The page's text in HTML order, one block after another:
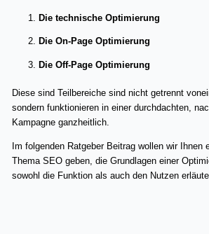
Die technische Optimierung
Die On-Page Optimierung
Die Off-Page Optimierung
Diese sind Teilbereiche sind nicht getrennt
sondern funktionieren in einer durchdachten,
Kampagne ganzheitlich.
Im folgenden Ratgeber Beitrag wollen wir Ihnen
Thema SEO geben, die Grundlagen einer
sowohl die Funktion als auch den Nutzen erläute